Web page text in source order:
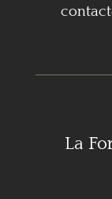
La